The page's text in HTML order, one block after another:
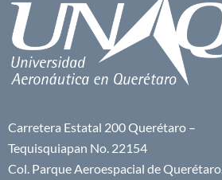
Carretera Estatal 200 Querétaro –
Tequisquiapan No. 22154
Col. Parque Aeroespacial de Querétaro.